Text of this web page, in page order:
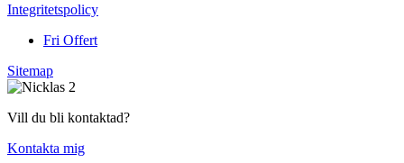
Integritetspolicy
Fri Offert
Sitemap
Vill du bli kontaktad?
Kontakta mig